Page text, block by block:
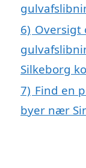
6) Oversigt
Silkeborg
7) Find en
byer nær